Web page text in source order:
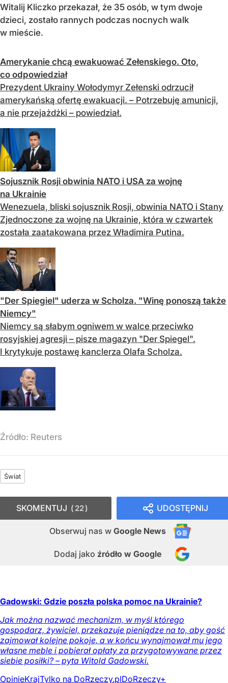
Witalij Kliczko przekazał, że 35 osób, w tym dwoje
dzieci, zostało rannych podczas nocnych walk
w mieście.
Amerykanie chcą ewakuować Zełenskiego. Oto,
co odpowiedział
Prezydent Ukrainy Wołodymyr Zełenski odrzucił
amerykańską ofertę ewakuacji. – Potrzebuję amunicji,
a nie przejażdżki – powiedział.
Sojusznik Rosji obwinia NATO i USA za wojnę
na Ukrainie
Wenezuela, bliski sojusznik Rosji, obwinia NATO i Stany
Zjednoczone za wojnę na Ukrainie, która w czwartek
została zaatakowana przez Władimira Putina.
"Der Spiegiel" uderza w Scholza. "Winę ponoszą także
Niemcy"
Niemcy są słabym ogniwem w walce przeciwko
rosyjskiej agresji – pisze magazyn "Der Spiegel".
I krytykuje postawę kanclerza Olafa Scholza.
Źródło: Reuters
Świat
UDOSTĘPNIJ
Obserwuj nas w Google News
Dodaj jako źródło w Google
SKOMENTUJ 22
Gadowski: Gdzie poszła polska pomoc na Ukrainie?
Jak można nazwać mechanizm, w myśl którego
gospodarz, żywiciel, przekazuje pieniądze na to, aby gość
zajmował kolejne pokoje, a w końcu wynajmował mu jego
własne meble i pobierał opłaty za przygotowywane przez
siebie posiłki? – pyta Witold Gadowski.
OpinieKrajTylko na DoRzeczy.plDoRzeczy+